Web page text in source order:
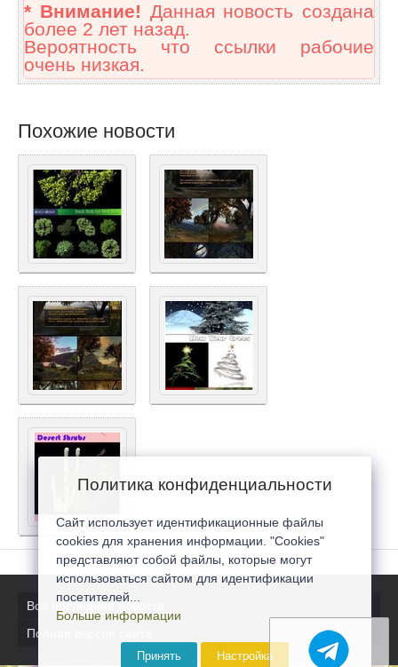
* Внимание! Данная новость создана
более 2 лет назад.
Вероятность что ссылки рабочие
очень низкая.
Похожие новости
Все последние новости
Полная версия сайта
Политика конфиденциальности
Сайт использует идентификационные файлы
cookies для хранения информации. "Cookies"
представляют собой файлы, которые могут
использоваться сайтом для идентификации
посетителей...
Больше информации
Принять Настройка